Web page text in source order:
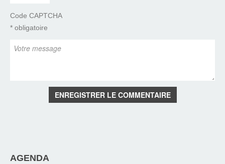
Code CAPTCHA
* obligatoire
ENREGISTRER LE COMMENTAIRE
AGENDA